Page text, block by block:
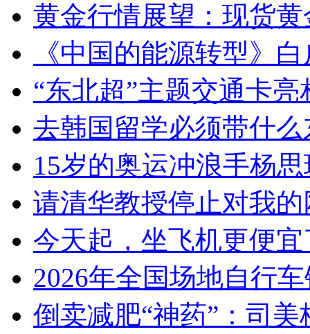
黄金行情展望：现货
《中国的能源转型》
“东北超”主题交通卡
去韩国留学必须带什么
15岁的奥运冲浪手杨
请清华教授停止对我
今天起，坐飞机更便宜
2026年全国场地自行
倒卖减肥“神药”：司